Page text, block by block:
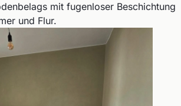
mit fugenloser Beschichtung
und Flur.